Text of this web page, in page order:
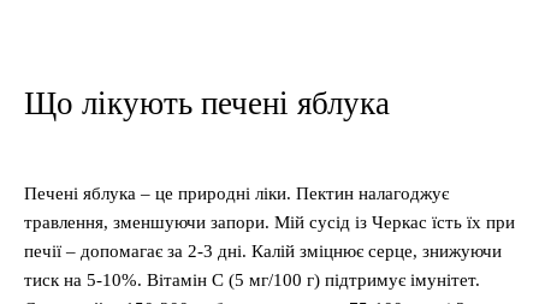
Що лікують печені яблука
Печені яблука – це природні ліки. Пектин налагоджує
травлення, зменшуючи запори. Мій сусід із Черкас їсть їх при
печії – допомагає за 2-3 дні. Калій зміцнює серце, знижуючи
тиск на 5-10%. Вітамін С (5 мг/100 г) підтримує імунітет.